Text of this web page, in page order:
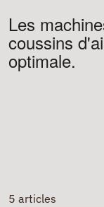
Les
coussins
optimale.
5 articles